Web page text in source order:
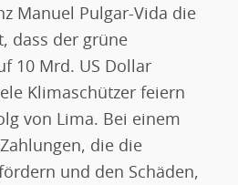
Manuel Pulgar-Vida die
dass der grüne
10 Mrd. US Dollar
Klimaschützer feiern
von Lima. Bei einem
die die
und den Schäden,